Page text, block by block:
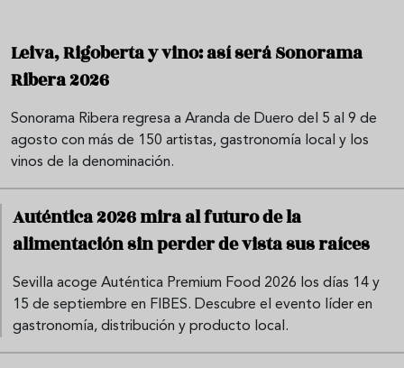
Leiva, Rigoberta y vino: así será Sonorama
Ribera 2026
Sonorama Ribera regresa a Aranda de Duero del 5 al 9 de
agosto con más de 150 artistas, gastronomía local y los
vinos de la denominación.
Auténtica 2026 mira al futuro de la
alimentación sin perder de vista sus raíces
Sevilla acoge Auténtica Premium Food 2026 los días 14 y
15 de septiembre en FIBES. Descubre el evento líder en
gastronomía, distribución y producto local.